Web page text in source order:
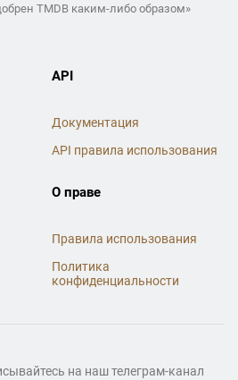
TMDB каким-либо образом»
API
Документация
API правила использования
О праве
Правила использования
Политика
конфиденциальности
на наш телеграм-канал